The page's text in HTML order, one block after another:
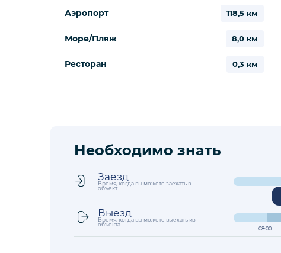
Аэропорт 118,5 км
Море/Пляж 8,0 км
Ресторан 0,3 км
Необходимо знать
Заезд
Время, когда вы можете заехать в
объект.
Выезд
Время, когда вы можете выехать из
объекта.
08:00